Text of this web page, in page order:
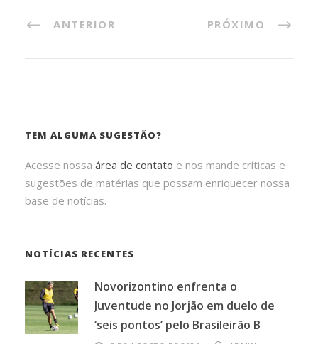
ANTERIOR PRÓXIMO
TEM ALGUMA SUGESTÃO?
Acesse nossa área de contato e nos mande críticas e
sugestões de matérias que possam enriquecer nossa
base de notícias.
NOTÍCIAS RECENTES
Novorizontino enfrenta o
Juventude no Jorjão em duelo de
‘seis pontos’ pelo Brasileirão B